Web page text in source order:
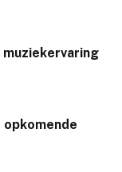
opkomende